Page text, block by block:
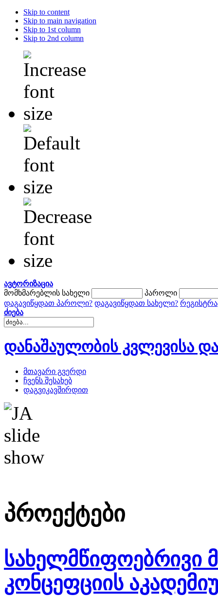
Skip to content
Skip to main navigation
Skip to 1st column
Skip to 2nd column
ავტორიზაცია
მომხმარებლის სახელი
პაროლი
დაგავიწყდათ პაროლი? დაგავიწყდათ სახელი?
ძიება
დანაშაულობის კვლევისა
მთავარი გვერდი
ჩვენს შესახებ
დაგვიკავშირდით
პროექტები
სახელმწიფოებრივი
კონცეფციის